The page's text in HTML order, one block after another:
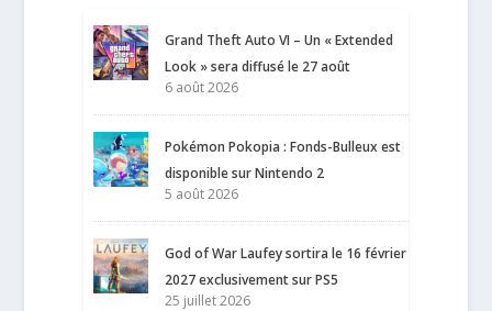
Grand Theft Auto VI – Un « Extended
Look » sera diffusé le 27 août
6 août 2026
Pokémon Pokopia : Fonds-Bulleux est
disponible sur Nintendo 2
5 août 2026
God of War Laufey sortira le 16 février
2027 exclusivement sur PS5
25 juillet 2026